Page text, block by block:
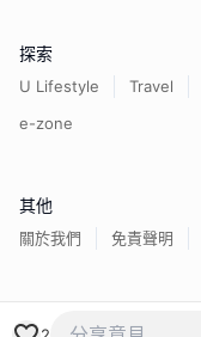
探索
U Lifestyle Travel
e-zone
其他
關於我們 免責聲明
香港經濟日報版權所有©